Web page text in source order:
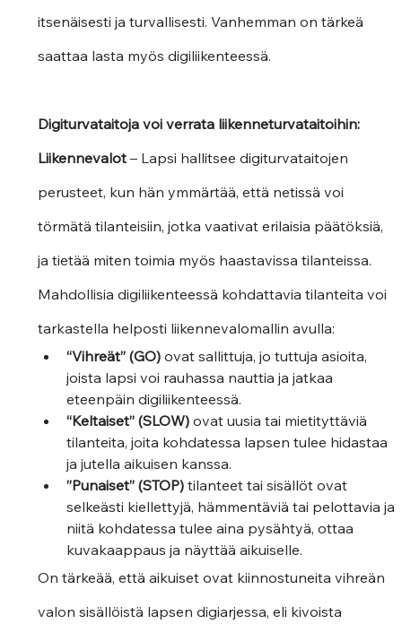
itsenäisesti ja turvallisesti. Vanhemman on tärkeä
saattaa lasta myös digiliikenteessä.
Digiturvataitoja voi verrata liikenneturvataitoihin:
Liikennevalot – Lapsi hallitsee digiturvataitojen
perusteet, kun hän ymmärtää, että netissä voi
törmätä tilanteisiin, jotka vaativat erilaisia päätöksiä,
ja tietää miten toimia myös haastavissa tilanteissa.
Mahdollisia digiliikenteessä kohdattavia tilanteita voi
tarkastella helposti liikennevalomallin avulla:
“Vihreät” (GO) ovat sallittuja, jo tuttuja asioita,
joista lapsi voi rauhassa nauttia ja jatkaa
eteenpäin digiliikenteessä.
“Keltaiset” (SLOW) ovat uusia tai mietityttäviä
tilanteita, joita kohdatessa lapsen tulee hidastaa
ja jutella aikuisen kanssa.
”Punaiset” (STOP) tilanteet tai sisällöt ovat
selkeästi kiellettyjä, hämmentäviä tai pelottavia ja
niitä kohdatessa tulee aina pysähtyä, ottaa
kuvakaappaus ja näyttää aikuiselle.
On tärkeää, että aikuiset ovat kiinnostuneita vihreän
valon sisällöistä lapsen digiarjessa, eli kivoista